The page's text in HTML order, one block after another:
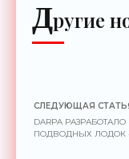
Другие
СЛЕДУЮЩАЯ
DARPA
ПОДВОДНЫХ ЛОДОК -